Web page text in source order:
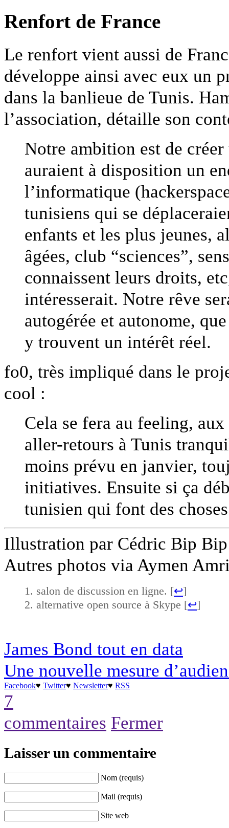
Renfort de France
Le renfort vient aussi de
développe ainsi avec eux un
dans la banlieue de Tunis.
l’association, détaille son
Notre ambition est de
auraient à disposition un
l’informatique
tunisiens qui se
enfants et les plus jeunes,
âgées, club “sciences”,
connaissent leurs droits,
intéresserait. Notre rêve
autogérée et autonome,
y trouvent un intérêt réel.
fo0, très impliqué dans le
cool :
Cela se fera au feeling,
aller-retours à Tunis
moins prévu en janvier,
initiatives. Ensuite si ça
tunisien qui font des
Illustration par Cédric Bip
Autres photos via Aymen
salon de discussion en ligne. [↩]
alternative open source à Skype [↩]
James Bond tout en data
Une nouvelle mesure
Facebook♥ Twitter♥ Newsletter♥ RSS
7
commentaires Fermer
Laisser un commentaire
Nom (requis)
Mail (requis)
Site web